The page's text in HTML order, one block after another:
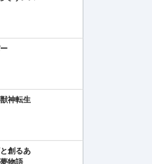
神転生
創るあ
物語